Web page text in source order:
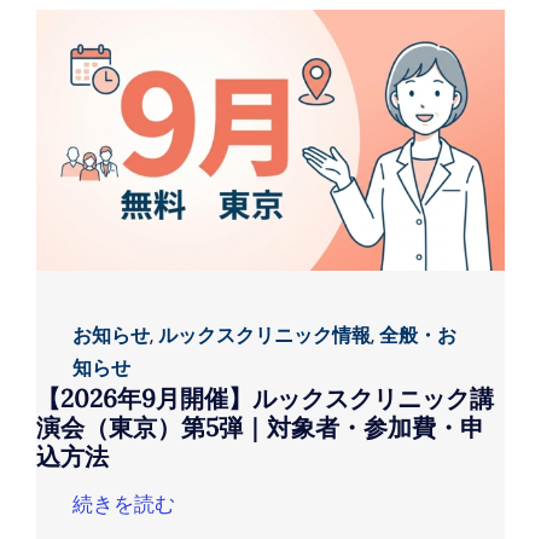
お知らせ,ルックスクリニック情報,全般・お
知らせ
【2026年9月開催】ルックスクリニック講
演会（東京）第5弾｜対象者・参加費・申
込方法
続きを読む